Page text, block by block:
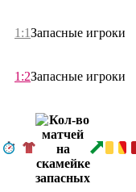
1:1Запасные игроки
1:2Запасные игроки